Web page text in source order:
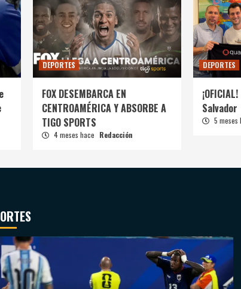
DEPORTES
FOX DESEMBARCA EN
CENTROAMÉRICA Y ABSORBE A
TIGO SPORTS
4 meses hace Redacción
DEPORTES
Salvador
5